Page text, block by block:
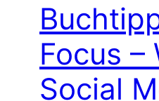
Focus –
Social